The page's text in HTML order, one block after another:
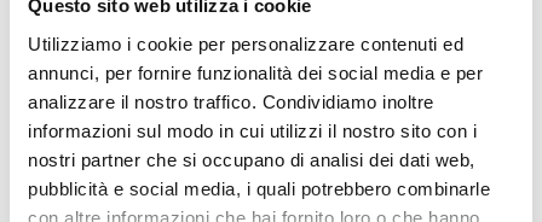
Questo sito web utilizza i cookie
Utilizziamo i cookie per personalizzare contenuti ed
annunci, per fornire funzionalità dei social media e per
analizzare il nostro traffico. Condividiamo inoltre
informazioni sul modo in cui utilizzi il nostro sito con i
nostri partner che si occupano di analisi dei dati web,
pubblicità e social media, i quali potrebbero combinarle
con altre informazioni che hai fornito loro o che hanno
permette di scalare il processo disegnato da 500 ml a
3 litri.
Autocampionamento
AppliFlex ST funziona con autocampionatori asettici
(come Flownamics e MAST) per collegare facilmente i
dispositivi analitici e automatizzare l'elaborazione del